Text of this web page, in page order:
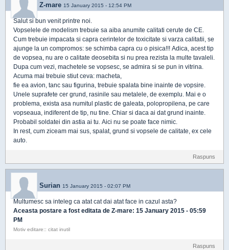
Z-mare 15 January 2015 - 12:54 PM
Salut si bun venit printre noi.
Vopselele de modelism trebuie sa aiba anumite calitati cerute de CE.
Cum trebuie impacata si capra cerintelor de toxicitate si varza calitatii, se
ajunge la un compromos: se schimba capra cu o pisica!!! Adica, acest tip
de vopsea, nu are o calitate deosebita si nu prea rezista la multe tavaleli.
Dupa cum vezi, machetele se vopsesc, se admira si se pun in vitrina.
Acuma mai trebuie stiut ceva: macheta,
fie ea avion, tanc sau figurina, trebuie spalata bine inainte de vopsire.
Unele suprafete cer grund, rasinile sau metalele, de exemplu. Mai e o
problema, exista asa numitul plastic de galeata, polopropilena, pe care
vopseaua, indiferent de tip, nu tine. Chiar si daca ai dat grund inainte.
Probabil soldatei din astia ai tu. Aici nu se poate face nimic.
In rest, cum ziceam mai sus, spalat, grund si vopsele de calitate, ex cele
auto.
Raspuns
Surian 15 January 2015 - 02:07 PM
Multumesc sa inteleg ca atat cat dai atat face in cazul asta?
Aceasta postare a fost editata de Z-mare: 15 January 2015 - 05:59
PM
Motiv editare:: citat inutil
Raspuns